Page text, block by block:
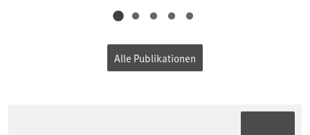
Alle Publikationen